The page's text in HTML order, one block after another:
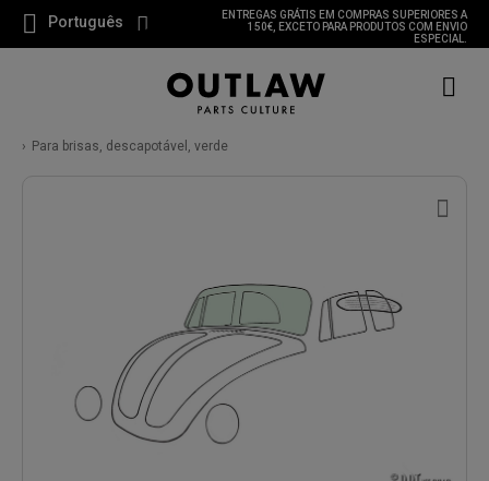
Português
ENTREGAS GRÁTIS EM COMPRAS SUPERIORES A
150€, EXCETO PARA PRODUTOS COM ENVIO
ESPECIAL.
Para brisas, descapotável, verde